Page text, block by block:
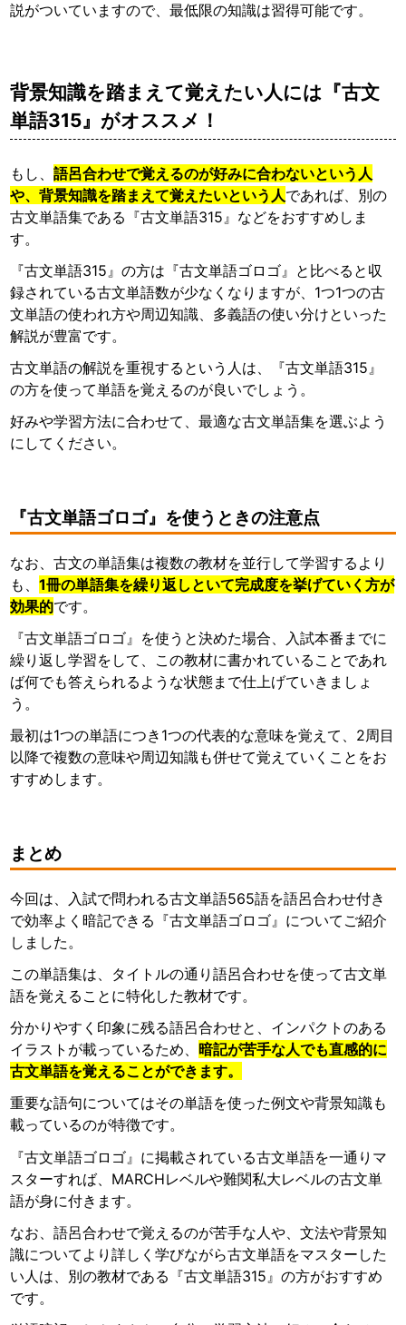
説がついていますので、最低限の知識は習得可能です。
背景知識を踏まえて覚えたい人には『古文
単語315』がオススメ！
もし、語呂合わせで覚えるのが好みに合わないという人
や、背景知識を踏まえて覚えたいという人であれば、別の
古文単語集である『古文単語315』などをおすすめしま
す。
『古文単語315』の方は『古文単語ゴロゴ』と比べると収
録されている古文単語数が少なくなりますが、1つ1つの古
文単語の使われ方や周辺知識、多義語の使い分けといった
解説が豊富です。
古文単語の解説を重視するという人は、『古文単語315』
の方を使って単語を覚えるのが良いでしょう。
好みや学習方法に合わせて、最適な古文単語集を選ぶよう
にしてください。
『古文単語ゴロゴ』を使うときの注意点
なお、古文の単語集は複数の教材を並行して学習するより
も、1冊の単語集を繰り返しといて完成度を挙げていく方が
効果的です。
『古文単語ゴロゴ』を使うと決めた場合、入試本番までに
繰り返し学習をして、この教材に書かれていることであれ
ば何でも答えられるような状態まで仕上げていきましょ
う。
最初は1つの単語につき1つの代表的な意味を覚えて、2周目
以降で複数の意味や周辺知識も併せて覚えていくことをお
すすめします。
まとめ
今回は、入試で問われる古文単語565語を語呂合わせ付き
で効率よく暗記できる『古文単語ゴロゴ』についてご紹介
しました。
この単語集は、タイトルの通り語呂合わせを使って古文単
語を覚えることに特化した教材です。
分かりやすく印象に残る語呂合わせと、インパクトのある
イラストが載っているため、 暗記が苦手な人でも直感的に
古文単語を覚えることができます。
重要な語句についてはその単語を使った例文や背景知識も
載っているのが特徴です。
『古文単語ゴロゴ』に掲載されている古文単語を一通りマ
スターすれば、MARCHレベルや難関私大レベルの古文単
語が身に付きます。
なお、語呂合わせで覚えるのが苦手な人や、文法や背景知
識についてより詳しく学びながら古文単語をマスターした
い人は、別の教材である『古文単語315』の方がおすすめ
です。